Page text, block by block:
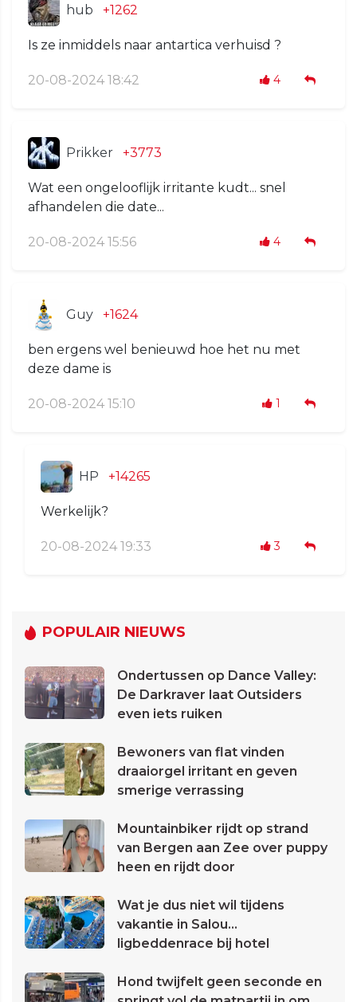
hub +1262
Is ze inmiddels naar antartica verhuisd ?
20-08-2024 18:42 4
Prikker +3773
Wat een ongelooflijk irritante kudt... snel
afhandelen die date...
20-08-2024 15:56 4
Guy +1624
ben ergens wel benieuwd hoe het nu met
deze dame is
20-08-2024 15:10 1
HP +14265
Werkelijk?
20-08-2024 19:33 3
POPULAIR NIEUWS
Ondertussen op Dance Valley:
De Darkraver laat Outsiders
even iets ruiken
Bewoners van flat vinden
draaiorgel irritant en geven
smerige verrassing
Mountainbiker rijdt op strand
van Bergen aan Zee over puppy
heen en rijdt door
Wat je dus niet wil tijdens
vakantie in Salou...
ligbeddenrace bij hotel
Hond twijfelt geen seconde en